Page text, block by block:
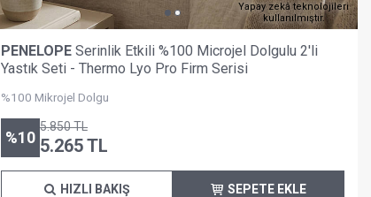
Yapay zekâ teknolojileri
kullanılmıştır.
PENELOPE Serinlik Etkili %100 Microjel Dolgulu 2'li
Yastık Seti - Thermo Lyo Pro Firm Serisi
%100 Mikrojel Dolgu
%10
5.850TL
5.265TL
SEPETE EKLE
HIZLI BAKIŞ